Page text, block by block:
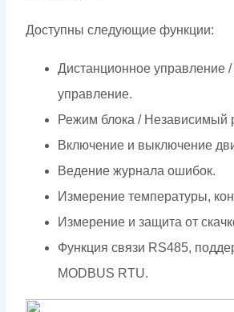
Доступны следующие функции:
Дистанционное управление
управление.
Режим блока / Независимый
Включение и выключение
Ведение журнала ошибок.
Измерение температуры,
Измерение и защита от
Функция связи RS485,
MODBUS RTU.